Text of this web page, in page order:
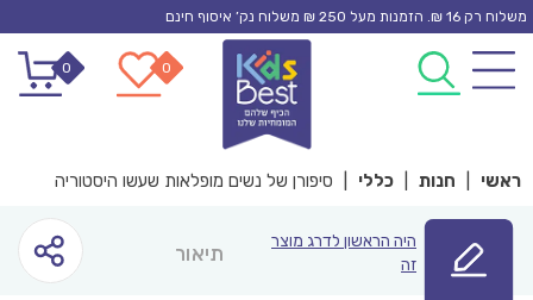
Skip
content
משלוח רק 16 ₪. הזמנות מעל 250 ₪ משלוח נק’ איסוף חינם
0
0
ראשי חנות כללי סיפורן של נשים מופלאות שעשו היסטוריה
היה הראשון לדרג מוצר
זה
תיאור